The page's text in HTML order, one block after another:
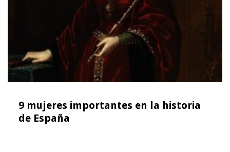
9 mujeres importantes en la historia
de España